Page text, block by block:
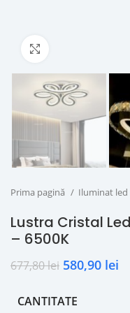
Prima pagină Iluminat led
Lustra Cristal
– 6500K
677,80lei 580,90 lei
CANTITATE